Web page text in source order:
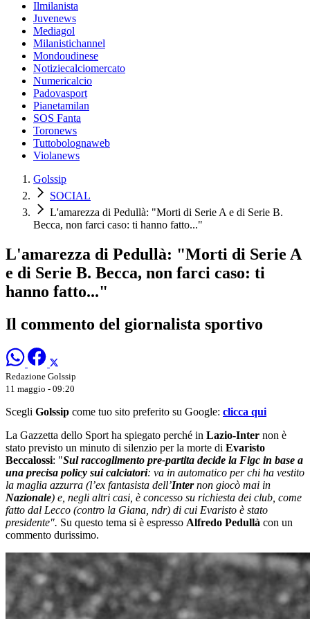
Ilmilanista
Juvenews
Mediagol
Milanistichannel
Mondoudinese
Notiziecalciomercato
Numericalcio
Padovasport
Pianetamilan
SOS Fanta
Toronews
Tuttobolognaweb
Violanews
Golssip
SOCIAL
L'amarezza di Pedullà: "Morti di Serie A e di Serie B.
Becca, non farci caso: ti hanno fatto..."
L'amarezza di Pedullà: "Morti di Serie A
e di Serie B. Becca, non farci caso: ti
hanno fatto..."
Il commento del giornalista sportivo
Redazione Golssip
11 maggio - 09:20
Scegli Golssip come tuo sito preferito su Google: clicca qui
La Gazzetta dello Sport ha spiegato perché in Lazio-Inter non è
stato previsto un minuto di silenzio per la morte di Evaristo
Beccalossi: "Sul raccoglimento pre-partita decide la Figc in base a
una precisa policy sui calciatori: va in automatico per chi ha vestito
la maglia azzurra (l’ex fantasista dell’Internon giocò mai in
Nazionale) e, negli altri casi, è concesso su richiesta dei club, come
fatto dal Lecco (contro la Giana, ndr) di cui Evaristo è stato
presidente". Su questo tema si è espresso Alfredo Pedullà con un
commento durissimo.